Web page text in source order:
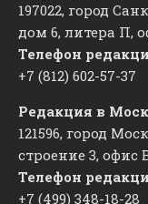
197022, город
дом 6, литера П,
Телефон
+7 (812) 602-57-37
Редакция в
121596, город
строение 3, офис
Телефон
+7 (499) 348-18-28